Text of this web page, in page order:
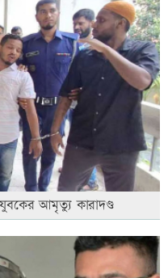
আমৃত্যু কারাদণ্ড